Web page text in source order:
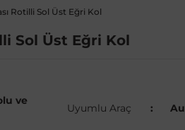
Rotilli Sol Üst Eğri Kol
Sol Üst Eğri Kol
ve
Uyumlu Araç